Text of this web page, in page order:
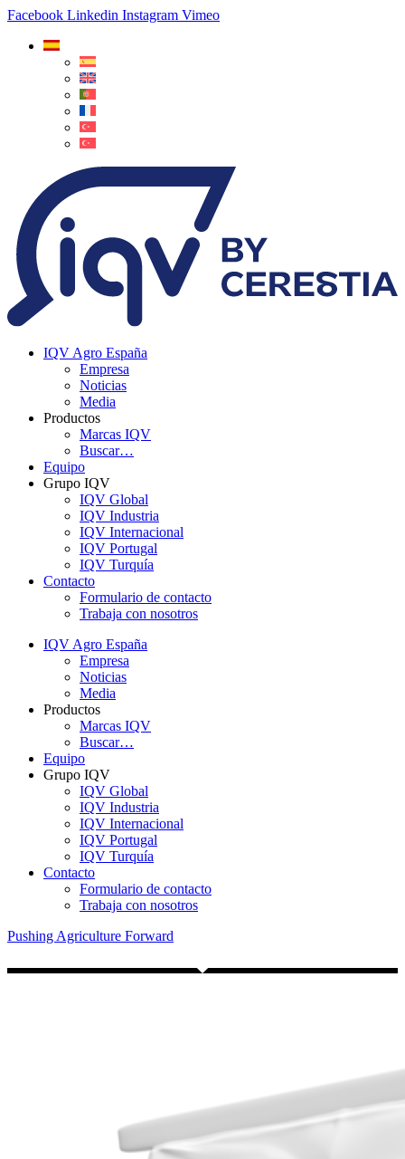
Facebook Linkedin Instagram Vimeo
IQV Agro España
Empresa
Noticias
Media
Productos
Marcas IQV
Buscar…
Equipo
Grupo IQV
IQV Global
IQV Industria
IQV Internacional
IQV Portugal
IQV Turquía
Contacto
Formulario de contacto
Trabaja con nosotros
IQV Agro España
Empresa
Noticias
Media
Productos
Marcas IQV
Buscar…
Equipo
Grupo IQV
IQV Global
IQV Industria
IQV Internacional
IQV Portugal
IQV Turquía
Contacto
Formulario de contacto
Trabaja con nosotros
Pushing Agriculture Forward